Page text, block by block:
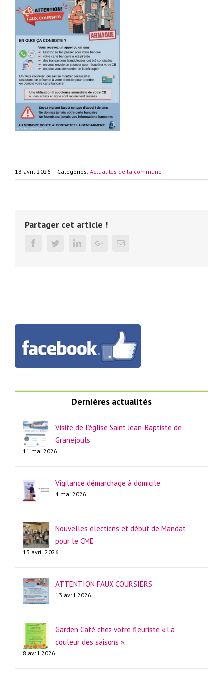
13 avril 2026 | Categories: Actualités de la commune
Partager cet article !
FacebookTwitterLinkedinGoogle+Email
Dernières actualités
Visite de l’église Saint Jean-Baptiste de
Granejouls
11 mai 2026
Vigilance démarchage à domicile
4 mai 2026
Nouvelles élections et début de Mandat
pour le CME
13 avril 2026
ATTENTION FAUX COURSIERS
13 avril 2026
Garden Café chez votre fleuriste « La
couleur des saisons »
8 avril 2026